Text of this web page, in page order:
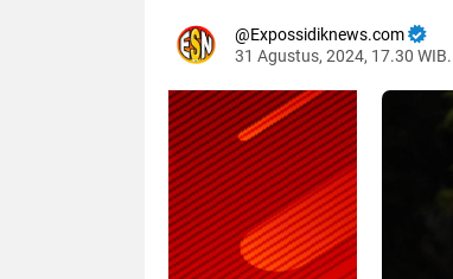
Expossidiknews.com
31 Agustus, 2024, 17.30 WIB.